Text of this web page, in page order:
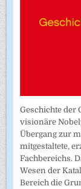
Geschichte der
visionäre
Übergang zur
mitgestaltete,
Fachbereichs.
Wesen der
Bereich die